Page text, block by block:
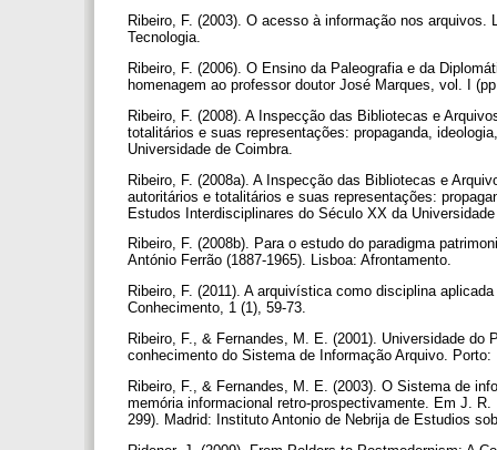
Ribeiro, F. (2003). O acesso à informação nos
Tecnologia.
Ribeiro, F. (2006). O Ensino da Paleografia e da
homenagem ao professor doutor José Marques, vol. I
Ribeiro, F. (2008). A Inspecção das Bibliotecas e
totalitários e suas representações: propaganda,
Universidade de Coimbra.
Ribeiro, F. (2008a). A Inspecção das Bibliotecas e
autoritários e totalitários e suas representações:
Estudos Interdisciplinares do Século XX da
Ribeiro, F. (2008b). Para o estudo do paradigma
António Ferrão (1887-1965). Lisboa: Afrontamento.
Ribeiro, F. (2011). A arquivística como disciplina
Conhecimento, 1 (1), 59-73.
Ribeiro, F., & Fernandes, M. E. (2001). Universidade do
conhecimento do Sistema de Informação Arquivo.
Ribeiro, F., & Fernandes, M. E. (2003). O Sistema de
memória informacional retro-prospectivamente. Em J.
299). Madrid: Instituto Antonio de Nebrija de Estudios